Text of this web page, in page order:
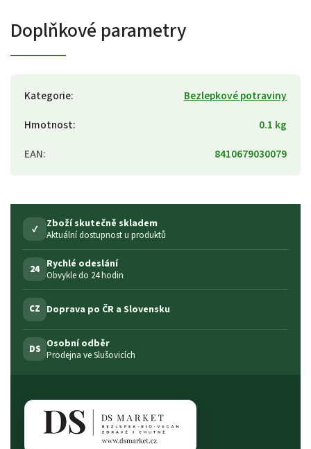
Doplňkové parametry
Kategorie:
Bezlepkové potraviny
Hmotnost:
0.1 kg
EAN: 8410679030079
✓ Zboží skutečně skladem
Aktuální dostupnost u produktů
24 Rychlé odeslání
Obvykle do 24 hodin
CZ Doprava po ČR a Slovensku
DS Osobní odběr
Prodejna ve Slušovicích